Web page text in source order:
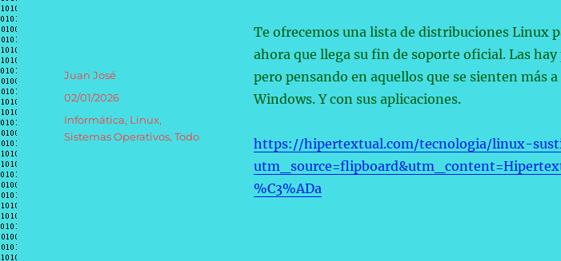
Te ofrecemos una lista de distribuciones Linux
ahora que llega su fin de soporte oficial. Las
pero pensando en aquellos que se sienten más
Windows. Y con sus aplicaciones.
https://hipertextual.com/tecnologia/linux-
%C3%ADa
Autor
Juan José
Publicado
02/01/2026
Categorías
Informática, Linux,
Sistemas Operativos,Todo